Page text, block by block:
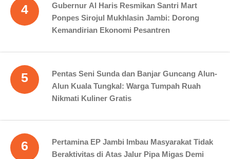
4
Gubernur Al Haris Resmikan Santri Mart
Ponpes Sirojul Mukhlasin Jambi: Dorong
Kemandirian Ekonomi Pesantren
5
Pentas Seni Sunda dan Banjar Guncang Alun-
Alun Kuala Tungkal: Warga Tumpah Ruah
Nikmati Kuliner Gratis
6
Pertamina EP Jambi Imbau Masyarakat Tidak
Beraktivitas di Atas Jalur Pipa Migas Demi